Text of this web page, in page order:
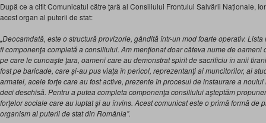
După ce a citit Comunicatul către ţară al Consiliului Frontului Salvării Naționale,
acest organ al puterii de stat:
„Deocamdată, este o structură provizorie, gândită într-un mod foarte operativ.
fi componenţa completă a consiliului. Am menţionat doar câteva nume de oameni
pe care le cunoaşte ţara, oameni care au demonstrat spirit de sacrificiu în anii
fost pe baricade, care şi-au pus viaţa în pericol, reprezentanţi ai muncitorilor, ai
armatei, acele forţe care au fost active, prezente în procesul de instaurare a
deci deschisă. Pentru a putea completa componenţa consiliului aşteptăm
forţelor sociale care au luptat şi au învins. Acest comunicat este o primă formă de
organism al puterii de stat din România”.